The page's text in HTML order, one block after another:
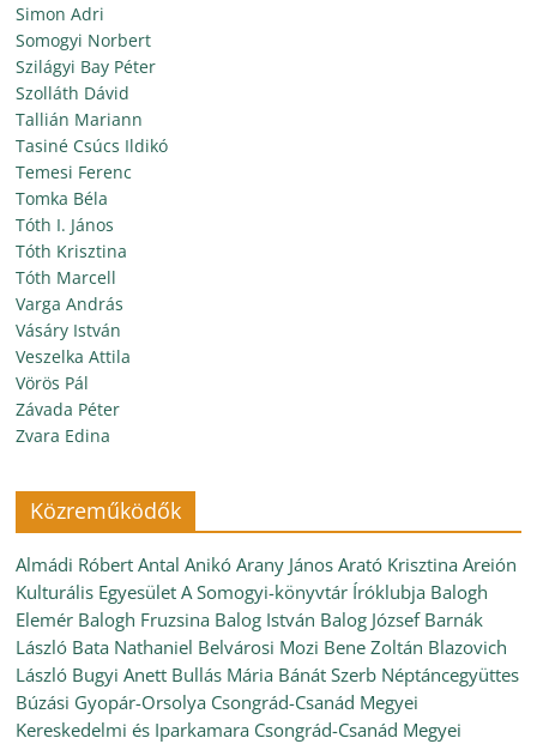
Simon Adri
Somogyi Norbert
Szilágyi Bay Péter
Szolláth Dávid
Tallián Mariann
Tasiné Csúcs Ildikó
Temesi Ferenc
Tomka Béla
Tóth I. János
Tóth Krisztina
Tóth Marcell
Varga András
Vásáry István
Veszelka Attila
Vörös Pál
Závada Péter
Zvara Edina
Közreműködők
Almádi Róbert Antal Anikó Arany János Arató Krisztina Areión
Kulturális Egyesület A Somogyi-könyvtár Íróklubja Balogh
Elemér Balogh Fruzsina Balog István Balog József Barnák
László Bata Nathaniel Belvárosi Mozi Bene Zoltán Blazovich
László Bugyi Anett Bullás Mária Bánát Szerb Néptáncegyüttes
Búzási Gyopár-Orsolya Csongrád-Csanád Megyei
Kereskedelmi és Iparkamara Csongrád-Csanád Megyei